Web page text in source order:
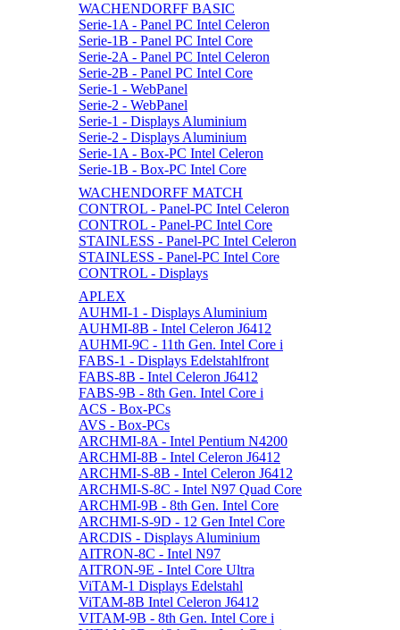
WACHENDORFF BASIC
Serie-1A - Panel PC Intel Celeron
Serie-1B - Panel PC Intel Core
Serie-2A - Panel PC Intel Celeron
Serie-2B - Panel PC Intel Core
Serie-1 - WebPanel
Serie-2 - WebPanel
Serie-1 - Displays Aluminium
Serie-2 - Displays Aluminium
Serie-1A - Box-PC Intel Celeron
Serie-1B - Box-PC Intel Core
WACHENDORFF MATCH
CONTROL - Panel-PC Intel Celeron
CONTROL - Panel-PC Intel Core
STAINLESS - Panel-PC Intel Celeron
STAINLESS - Panel-PC Intel Core
CONTROL - Displays
APLEX
AUHMI-1 - Displays Aluminium
AUHMI-8B - Intel Celeron J6412
AUHMI-9C - 11th Gen. Intel Core i
FABS-1 - Displays Edelstahlfront
FABS-8B - Intel Celeron J6412
FABS-9B - 8th Gen. Intel Core i
ACS - Box-PCs
AVS - Box-PCs
ARCHMI-8A - Intel Pentium N4200
ARCHMI-8B - Intel Celeron J6412
ARCHMI-S-8B - Intel Celeron J6412
ARCHMI-S-8C - Intel N97 Quad Core
ARCHMI-9B - 8th Gen. Intel Core
ARCHMI-S-9D - 12 Gen Intel Core
ARCDIS - Displays Aluminium
AITRON-8C - Intel N97
AITRON-9E - Intel Core Ultra
ViTAM-1 Displays Edelstahl
ViTAM-8B Intel Celeron J6412
VITAM-9B - 8th Gen. Intel Core i